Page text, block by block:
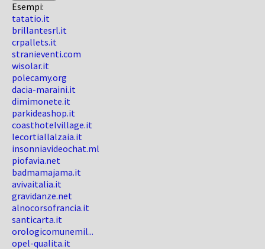
Esempi:
tatatio.it
brillantesrl.it
crpallets.it
stranieventi.com
wisolar.it
polecamy.org
dacia-maraini.it
dimimonete.it
parkideashop.it
coasthotelvillage.it
lecortiallalzaia.it
insonniavideochat.ml
piofavia.net
badmamajama.it
avivaitalia.it
gravidanze.net
alnocorsofrancia.it
santicarta.it
orologicomunemil...
opel-qualita.it